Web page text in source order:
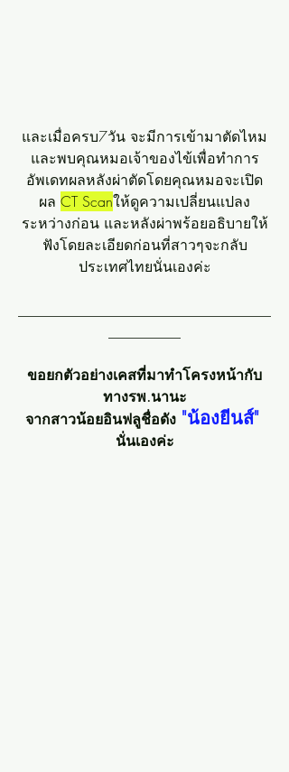
และเมื่อครบ7วัน จะมีการเข้ามาตัดไหม
และพบคุณหมอเจ้าของไข้เพื่อทำการ
อัพเดทผลหลังผ่าตัดโดยคุณหมอจะเปิด
ผล CT Scanให้ดูความเปลี่ยนแปลง
ระหว่างก่อน และหลังผ่าพร้อยอธิบายให้
ฟังโดยละเอียดก่อนที่สาวๆจะกลับ
ประเทศไทยนั่นเองค่ะ
ขอยกตัวอย่างเคสที่มาทำโครงหน้ากับ
ทางรพ.นานะ
จากสาวน้อยอินฟลูชื่อดัง "น้องยีนส์"
นั่นเองค่ะ